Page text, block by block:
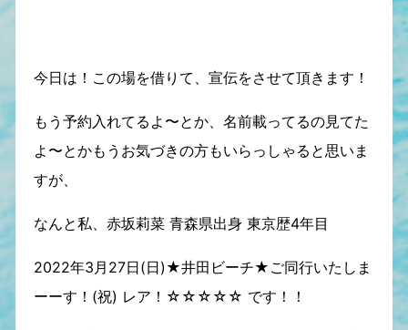
今日は！この場を借りて、宣伝をさせて頂きます！
もう予約入れてるよ〜とか、名前載ってるの見てた
よ〜とかもうお気づきの方もいらっしゃると思いま
すが、
なんと私、赤坂莉菜 青森県出身 東京歴4年目
2022年3月27日(日)★井田ビーチ★ご同行いたしま
ーーす！(祝) レア！☆☆☆☆☆ です！！